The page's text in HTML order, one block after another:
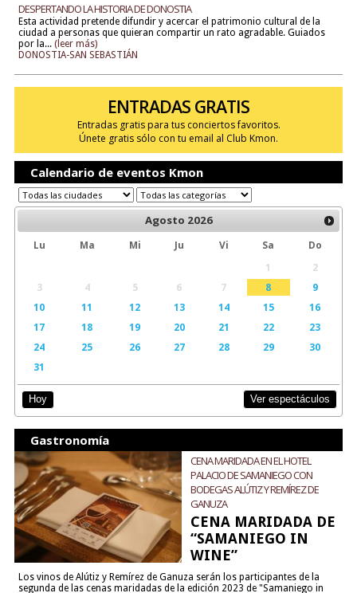
DESPERTANDO LA HISTORIA DE DONOSTIA
Esta actividad pretende difundir y acercar el patrimonio cultural de la
ciudad a personas que quieran compartir un rato agradable. Guiados
por la... (leer más)
DONOSTIA-SAN SEBASTIÁN
ENTRADAS GRATIS
Entradas gratis para tus conciertos favoritos.
Únete gratis sólo con tu email al Club Kmon.
Calendario de eventos Kmon
Agosto 2026
Lu Ma Mi Ju Vi Sa
Do
1
2
3
4 5 6 7 8
9
10
11 12 13 14 15
16
17
18 19 20 21 22
23
24
25 26 27 28 29
30
31
Hoy Ver espectáculos
Gastronomía
CENA MARIDADA EN EL HOTEL
PALACIO DE SAMANIEGO CON
BODEGAS ALÚTIZ Y REMÍREZ DE
GANUZA
CENA MARIDADA DE
“SAMANIEGO IN
WINE”
Los vinos de Alútiz y Remírez de Ganuza serán los participantes de la
segunda de las cenas maridadas de la edición 2023 de "Samaniego in